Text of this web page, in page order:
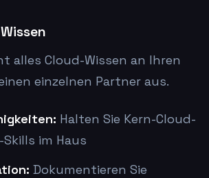
alles Cloud-Wissen an Ihren
einzelnen Partner aus.
Halten Sie Kern-Cloud-
im Haus
Dokumentieren Sie